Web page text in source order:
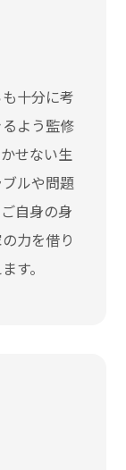
十分に考
よう監修
せない生
ルや問題
自身の身
力を借り
す。